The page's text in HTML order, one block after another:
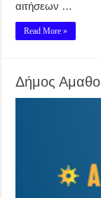
αιτήσεων …
Read More »
Δήμος